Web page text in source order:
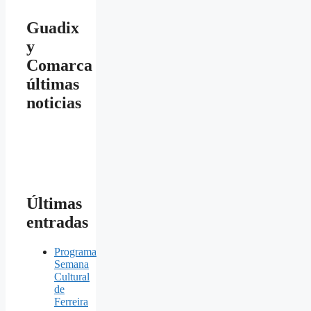
Guadix
y
Comarca
últimas
noticias
Últimas
entradas
Programa
Semana
Cultural
de
Ferreira